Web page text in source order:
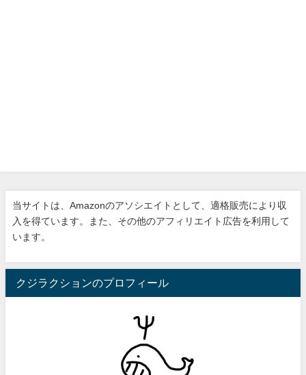
当サイトは、Amazonのアソシエイトとして、適格販売により収
入を得ています。また、その他のアフィリエイト広告を利用して
います。
クジラクションのプロフィール